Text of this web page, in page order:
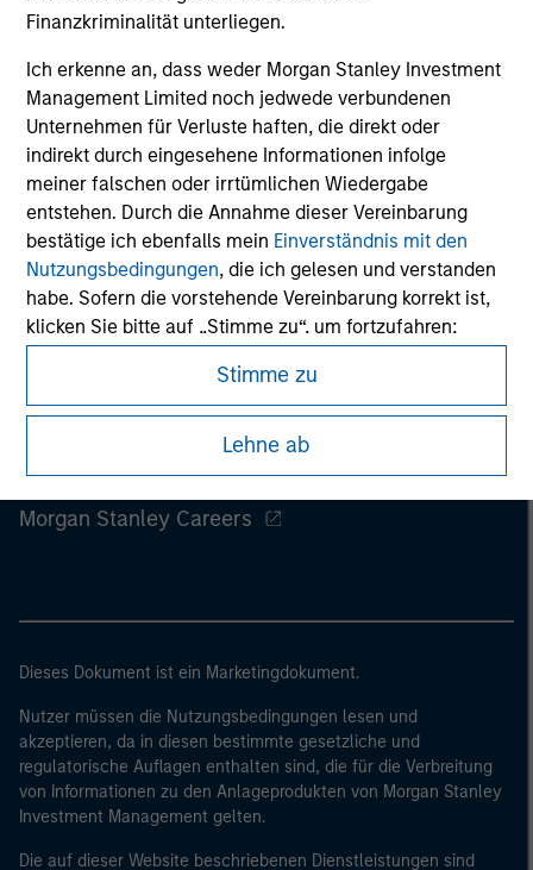
Finanzkriminalität unterliegen.
Ich erkenne an, dass weder Morgan Stanley Investment
Management Limited noch jedwede verbundenen
Unternehmen für Verluste haften, die direkt oder
indirekt durch eingesehene Informationen infolge
meiner falschen oder irrtümlichen Wiedergabe
entstehen. Durch die Annahme dieser Vereinbarung
bestätige ich ebenfalls mein Einverständnis mit den
Nutzungsbedingungen, die ich gelesen und verstanden
habe. Sofern die vorstehende Vereinbarung korrekt ist,
klicken Sie bitte auf „Stimme zu“, um fortzufahren;
Stimme zu
Lehne ab
All investing involves risks, including a loss of principal.
Please refer to the strategy detail page for important
information on the strategy, including additional risk
considerations.
Morgan Stanley
Morgan Stanley Careers
Dieses Dokument ist ein Marketingdokument.
Nutzer müssen die Nutzungsbedingungen lesen und
akzeptieren, da in diesen bestimmte gesetzliche und
regulatorische Auflagen enthalten sind, die für die Verbreitung
von Informationen zu den Anlageprodukten von Morgan Stanley
Investment Management gelten.
Die auf dieser Website beschriebenen Dienstleistungen sind